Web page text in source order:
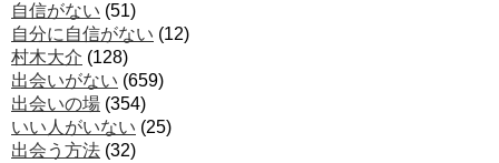
自信がない (51)
自分に自信がない (12)
村木大介 (128)
出会いがない (659)
出会いの場 (354)
いい人がいない (25)
出会う方法 (32)